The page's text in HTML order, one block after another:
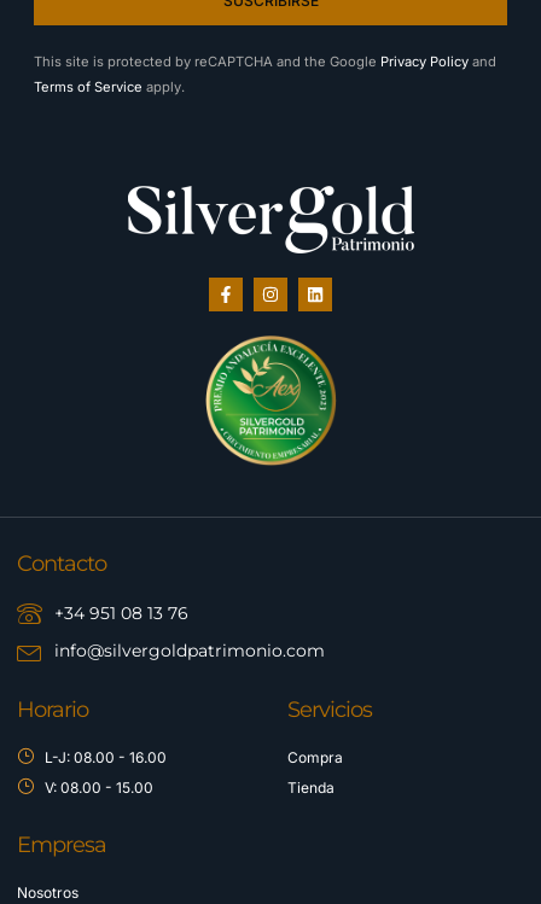
This site is protected by reCAPTCHA and the Google Privacy Policy and
Terms of Service apply.
Contacto
+34 951 08 13 76
info@silvergoldpatrimonio.com
Horario
L-J: 08.00 - 16.00
V: 08.00 - 15.00
Servicios
Compra
Tienda
Empresa
Nosotros